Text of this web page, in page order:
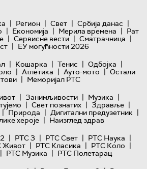
| Регион | Свет | Србија данас |
| Економија | Мерила времена | Рат
| Сервисне вести | Сматрачница |
| ЕУ могућности 2026
| Кошарка | Тенис | Одбојка |
| Атлетика | Ауто-мото | Остали
| Меморијал РТС
| Занимљивости | Музика |
| Свет познатих | Здравље |
| Природа | Дигитални предузетник |
хероје | Наизглед здрав
| РТС 3 | РТС Свет | РТС Наука |
Живот | РТС Класика | РТС Коло |
| РТС Музика | РТС Полетарац